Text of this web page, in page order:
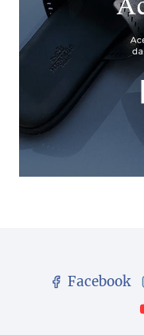
Facebook